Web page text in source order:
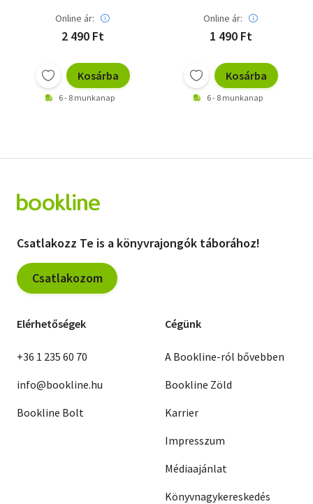
Online ár:
2 490 Ft
Kosárba
6 - 8 munkanap
Online ár:
1 490 Ft
Kosárba
6 - 8 munkanap
Csatlakozz Te is a könyvrajongók táborához!
Csatlakozom
Elérhetőségek
+36 1 235 60 70
info@bookline.hu
Bookline Bolt
Cégünk
A Bookline-ról bővebben
Bookline Zöld
Karrier
Impresszum
Médiaajánlat
Könyvnagykereskedés